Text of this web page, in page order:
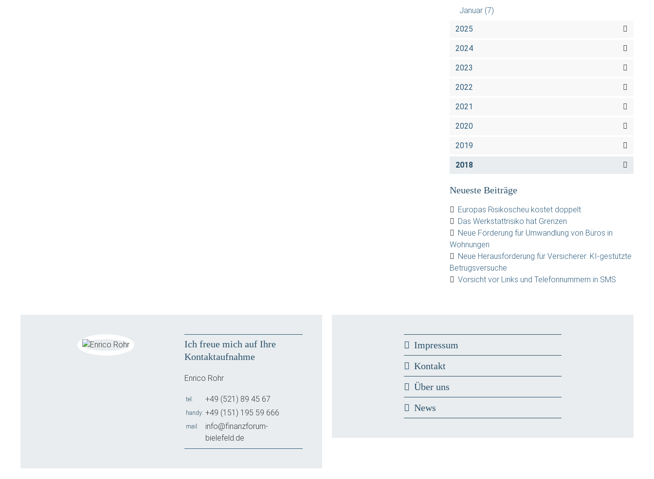
Januar (7)
2025
2024
2023
2022
2021
2020
2019
2018
Neueste Beiträge
Europas Risikoscheu kostet doppelt
Das Werkstattrisiko hat Grenzen
Neue Förderung für Umwandlung von Büros in
Wohnungen
Neue Herausforderung für Versicherer: KI-gestützte
Betrugsversuche
Vorsicht vor Links und Telefonnummern in SMS
Ich freue mich auf Ihre
Kontaktaufnahme
Enrico Rohr
tel +49 (521) 89 45 67
handy +49 (151) 195 59 666
mail
info@finanzforum-
bielefeld.de
Impressum
Kontakt
Über uns
News